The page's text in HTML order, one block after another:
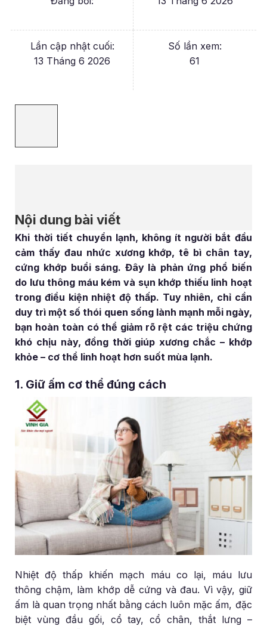
Lần cập nhật cuối:
13 Tháng 6 2026
Số lần xem:
61
Nội dung bài viết
Khi thời tiết chuyển lạnh, không ít người bắt đầu
cảm thấy đau nhức xương khớp, tê bì chân tay,
cứng khớp buổi sáng. Đây là phản ứng phổ biến
do lưu thông máu kém và sụn khớp thiếu linh hoạt
trong điều kiện nhiệt độ thấp. Tuy nhiên, chỉ cần
duy trì một số thói quen sống lành mạnh mỗi ngày,
bạn hoàn toàn có thể giảm rõ rệt các triệu chứng
khó chịu này, đồng thời giúp xương chắc – khớp
khỏe – cơ thể linh hoạt hơn suốt mùa lạnh.
1. Giữ ấm cơ thể đúng cách
Nhiệt độ thấp khiến mạch máu co lại, máu lưu
thông chậm, làm khớp dễ cứng và đau. Vì vậy, giữ
ấm là quan trọng nhất bằng cách luôn mặc ấm, đặc
biệt vùng đầu gối, cổ tay, cổ chân, thắt lưng –